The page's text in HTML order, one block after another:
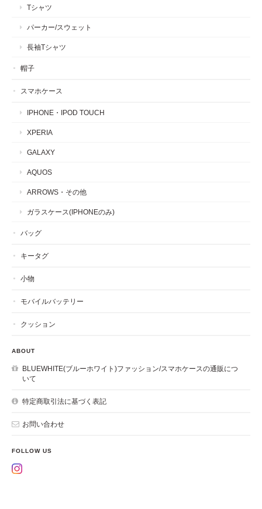
Tシャツ
パーカー/スウェット
長袖Tシャツ
帽子
スマホケース
IPHONE・IPOD TOUCH
XPERIA
GALAXY
AQUOS
ARROWS・その他
ガラスケース(IPHONEのみ)
バッグ
キータグ
小物
モバイルバッテリー
クッション
ABOUT
BLUEWHITE(ブルーホワイト)ファッション/スマホケースの通販につ
いて
特定商取引法に基づく表記
お問い合わせ
FOLLOW US